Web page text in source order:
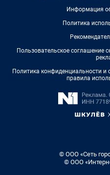
Информация
Политика
Пользовательское соглашение
Политика конфиденциальности и
правила
© ООО «Сеть
© ООО